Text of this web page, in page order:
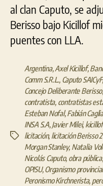
al clan Caputo, se
Berisso bajo Kicillof
puentes con LLA.
Etiquetas
Argentina, Axel Kicillof,
Comm S.R.L.
Caputo SAICyF
Concejo Deliberante Berisso,
contratista, contratistas
Esteban Nofal,Fabián
INSA S.A, Javier Milei,
licitación, licitación Berisso
Morgan Stanley, Natalia
Nicolás Caputo, obra pública,
OPISU, Organismo
Peronismo Kirchnerista,